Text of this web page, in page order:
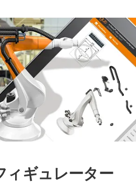
ィギュレーター